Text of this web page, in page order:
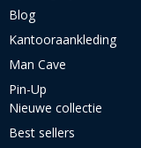
Blog
Kantooraankleding
Man Cave
Pin-Up
Nieuwe collectie
Best sellers